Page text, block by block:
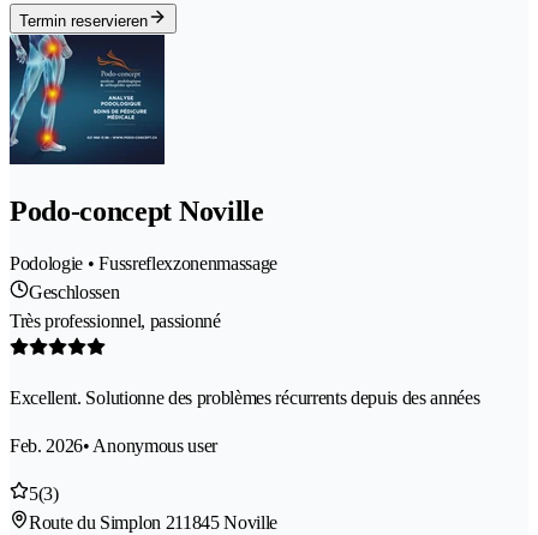
Termin reservieren
Podo-concept Noville
Podologie • Fussreflexzonenmassage
Geschlossen
Très professionnel, passionné
Excellent. Solutionne des problèmes récurrents depuis des années
Feb. 2026• Anonymous user
5(3)
Route du Simplon 211845 Noville